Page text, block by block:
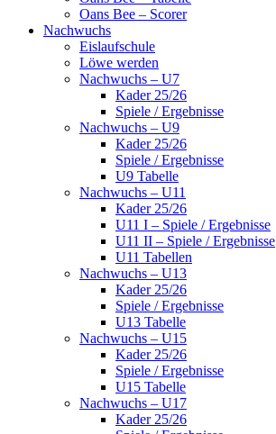
Oans Bee – Scorer
Nachwuchs
Eislaufschule
Löwe werden
Nachwuchs – U7
Kader 25/26
Spiele / Ergebnisse
Nachwuchs – U9
Kader 25/26
Spiele / Ergebnisse
U9 Tabelle
Nachwuchs – U11
Kader 25/26
U11 I – Spiele / Ergebnisse
U11 II – Spiele / Ergebnisse
U11 Tabellen
Nachwuchs – U13
Kader 25/26
Spiele / Ergebnisse
U13 Tabelle
Nachwuchs – U15
Kader 25/26
Spiele / Ergebnisse
U15 Tabelle
Nachwuchs – U17
Kader 25/26